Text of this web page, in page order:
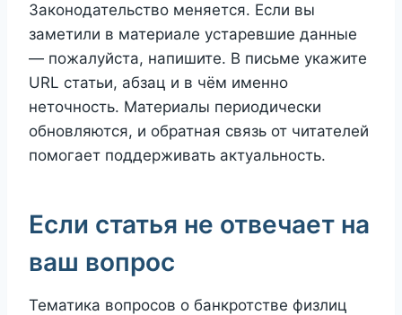
Законодательство меняется. Если вы
заметили в материале устаревшие данные
— пожалуйста, напишите. В письме укажите
URL статьи, абзац и в чём именно
неточность. Материалы периодически
обновляются, и обратная связь от читателей
помогает поддерживать актуальность.
Если статья не отвечает на
ваш вопрос
Тематика вопросов о банкротстве физлиц